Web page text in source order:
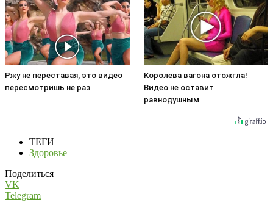
Ржу не переставая, это видео
пересмотришь не раз
Королева вагона отожгла!
Видео не оставит
равнодушным
ТЕГИ
Здоровье
Поделиться
VK
Telegram